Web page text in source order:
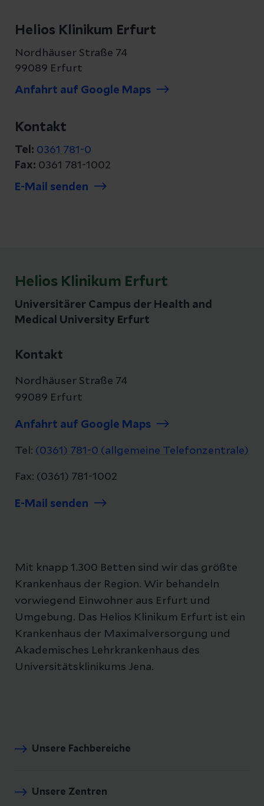
Helios Klinikum Erfurt
Nordhäuser Straße 74
99089 Erfurt
Anfahrt auf Google Maps
Kontakt
Tel: 0361 781-0
Fax: 0361 781-1002
E-Mail senden
Helios Klinikum Erfurt
Universitärer Campus der Health and
Medical University Erfurt
Kontakt
Nordhäuser Straße 74
99089 Erfurt
Anfahrt auf Google Maps
Tel: (0361) 781-0 (allgemeine Telefonzentrale)
Fax: (0361) 781-1002
E-Mail senden
Mit knapp 1.300 Betten sind wir das größte
Krankenhaus der Region. Wir behandeln
vorwiegend Einwohner aus Erfurt und
Umgebung. Das Helios Klinikum Erfurt ist ein
Krankenhaus der Maximalversorgung und
Akademisches Lehrkrankenhaus des
Universitätsklinikums Jena.
Unsere Fachbereiche
Unsere Zentren